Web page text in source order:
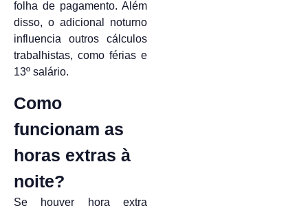
folha de pagamento. Além
disso, o adicional noturno
influencia outros cálculos
trabalhistas, como férias e
13º salário.
Como
funcionam as
horas extras à
noite?
Se houver hora extra